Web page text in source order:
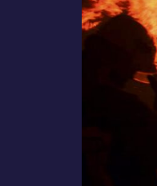
Informationen